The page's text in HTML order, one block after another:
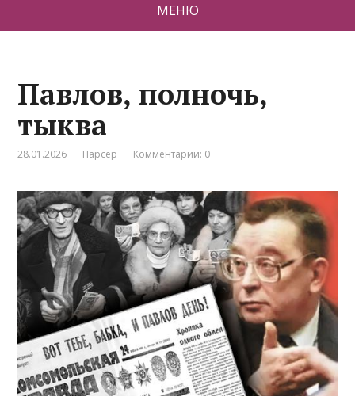
МЕНЮ
Павлов, полночь,
тыква
28.01.2026 Парсер Комментарии: 0